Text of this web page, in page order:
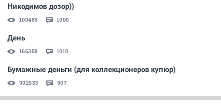
Никодимов дозор))
100485 1000
День
166358 1010
Бумажные деньги (для коллекционеров купюр)
992933 907